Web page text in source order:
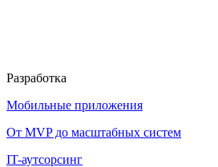
Разработка
Мобильные приложения
От MVP до масштабных систем
IT-аутсорсинг